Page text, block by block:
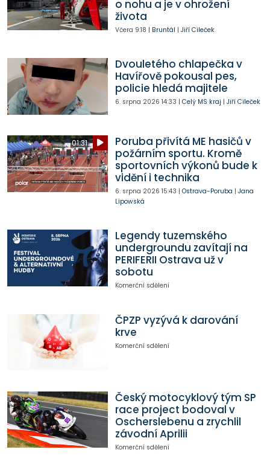
o nohu a je v ohrožení
života
Včera 9:18 | Bruntál | Jiří Cileček
Dvouletého chlapečka v
Havířově pokousal pes,
policie hledá majitele
6. srpna 2026 14:33 | Celý MS kraj | Jiří Cileček
01:31
Poruba přivítá ME hasičů v
požárním sportu. Kromě
sportovních výkonů bude k
vidění i technika
6. srpna 2026 15:43 | Ostrava-Poruba | Jana
Lipowská
Legendy tuzemského
undergroundu zavítají na
PERIFERII Ostrava už v
sobotu
Komerční sdělení
ČPZP vyzývá k darování
krve
Komerční sdělení
Český motocyklový tým SP
race project bodoval v
Oscherslebenu a zrychlil
závodní Aprilii
Komerční sdělení